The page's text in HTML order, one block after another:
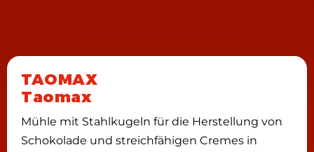
TAOMAX
Taomax
Mühle mit Stahlkugeln für die Herstellung von
Schokolade und streichfähigen Cremes in